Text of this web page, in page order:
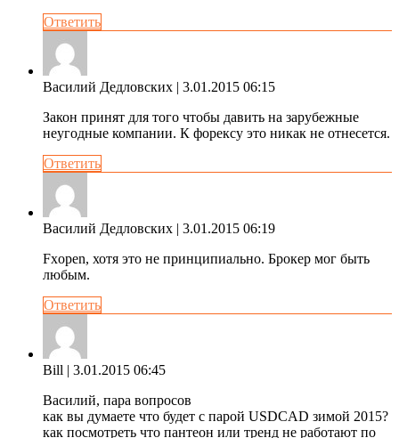
Ответить
Василий Дедловских | 3.01.2015 06:15
Закон принят для того чтобы давить на зарубежные
неугодные компании. К форексу это никак не отнесется.
Ответить
Василий Дедловских | 3.01.2015 06:19
Fxopen, хотя это не принципиально. Брокер мог быть
любым.
Ответить
Bill | 3.01.2015 06:45
Василий, пара вопросов
как вы думаете что будет с парой USDCAD зимой 2015?
как посмотреть что пантеон или тренд не работают по